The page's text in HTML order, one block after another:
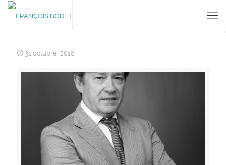
31 octubre, 2018